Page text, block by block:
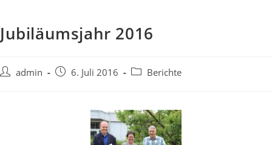
Jubiläumsjahr 2016
admin 6. Juli 2016 Berichte